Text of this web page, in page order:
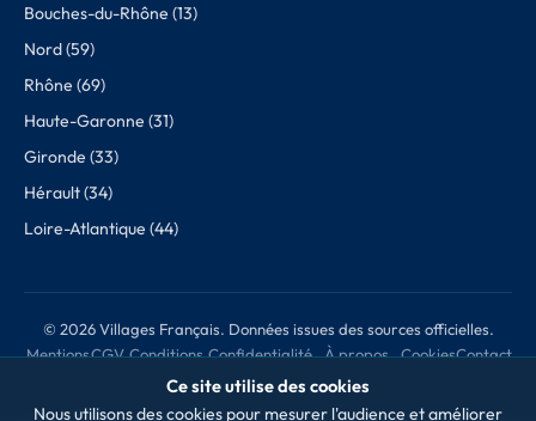
Bouches-du-Rhône (13)
Nord (59)
Rhône (69)
Haute-Garonne (31)
Gironde (33)
Hérault (34)
Loire-Atlantique (44)
© 2026 Villages Français. Données issues des sources officielles.
MentionsCGV Conditions
de retour
Confidentialité
À propos
des données
CookiesContact
Ce site utilise des cookies
Nous utilisons des cookies pour mesurer l'audience et améliorer